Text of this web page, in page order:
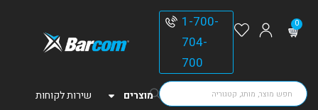
0
1-700-
704-
700
מוצרים
שירות לקוחות